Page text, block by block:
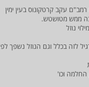
עקב קרטקונוס בעין ימין
בה ממש מטושטש.
נוזל
בכלל וגם הנוזל נשפך
וכו'